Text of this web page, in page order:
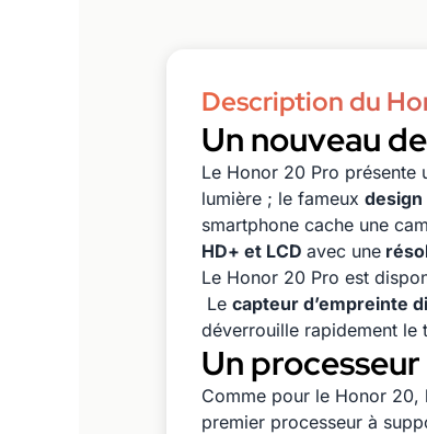
Description du
Un nouveau
Le Honor 20 Pro présente
lumière ; le fameux design
smartphone cache une
HD+ et LCD avec une
Le Honor 20 Pro est
Le capteur d’empreinte
déverrouille rapidement le
Un
Comme pour le Honor
premier processeur à